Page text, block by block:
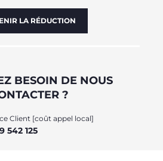
LA RÉDUCTION
BESOIN DE NOUS
?
Client [coût appel local]
542 125